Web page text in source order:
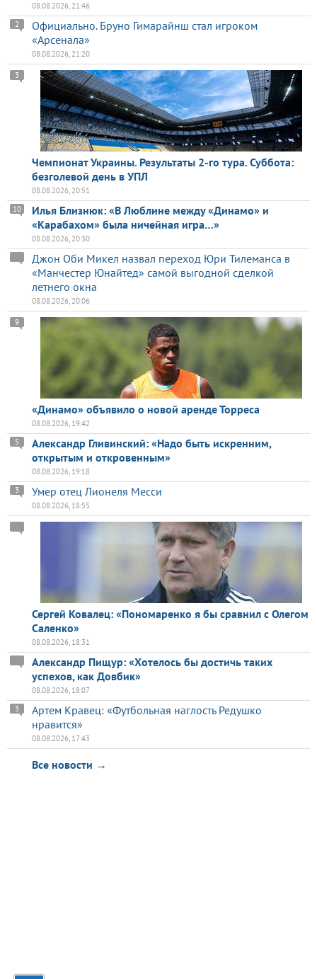
08.08.2026, 21:46
Официально. Бруно Гимарайнш стал игроком
«Арсенала»
2
08.08.2026, 21:20
Чемпионат Украины. Результаты 2-го тура. Суббота:
безголевой день в УПЛ
3
08.08.2026, 20:51
Илья Близнюк: «В Люблине между «Динамо» и
«Карабахом» была ничейная игра…»
10
08.08.2026, 20:30
Джон Оби Микел назвал переход Юри Тилеманса в
«Манчестер Юнайтед» самой выгодной сделкой
летнего окна
08.08.2026, 20:06
«Динамо» объявило о новой аренде Торреса
9
08.08.2026, 19:42
Александр Гливинский: «Надо быть искренним,
открытым и откровенным»
5
08.08.2026, 19:18
Умер отец Лионеля Месси
3
08.08.2026, 18:55
Сергей Ковалец: «Пономаренко я бы сравнил с Олегом
Саленко»
08.08.2026, 18:31
Александр Пищур: «Хотелось бы достичь таких
успехов, как Довбик»
08.08.2026, 18:07
Артем Кравец: «Футбольная наглость Редушко
нравится»
3
08.08.2026, 17:43
Все новости →